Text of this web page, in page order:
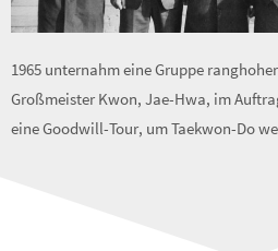
1965 unternahm eine Gruppe
Großmeister Kwon, Jae-Hwa, im
eine Goodwill-Tour, um Taekwon-Do